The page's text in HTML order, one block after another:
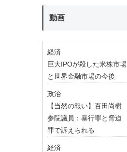
動画
経済
巨大IPOが殺した米株市場
と世界金融市場の今後
政治
【当然の報い】百田尚樹
参院議員：暴行罪と脅迫
罪で訴えられる
経済